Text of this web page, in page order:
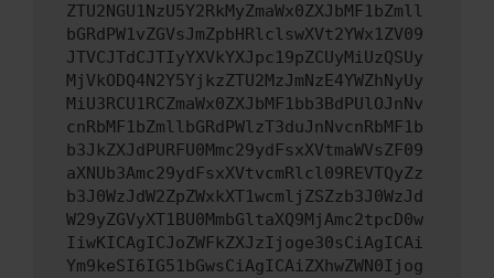
ZTU2NGU1NzU5Y2RkMyZmaWx0ZXJbMF1bZmll
bGRdPW1vZGVsJmZpbHRlclswXVt2YWx1ZV09
JTVCJTdCJTIyYXVkYXJpc19pZCUyMiUzQSUy
MjVkODQ4N2Y5YjkzZTU2MzJmNzE4YWZhNyUy
MiU3RCU1RCZmaWx0ZXJbMF1bb3BdPUlOJnNv
cnRbMF1bZmllbGRdPWlzT3duJnNvcnRbMF1b
b3JkZXJdPURFU0Mmc29ydFsxXVtmaWVsZF09
aXNUb3Amc29ydFsxXVtvcmRlcl09REVTQyZz
b3J0WzJdW2ZpZWxkXT1wcmljZSZzb3J0WzJd
W29yZGVyXT1BU0MmbGltaXQ9MjAmc2tpcD0w
IiwKICAgICJoZWFkZXJzIjoge30sCiAgICAi
Ym9keSI6IG51bGwsCiAgICAiZXhwZWN0Ijog